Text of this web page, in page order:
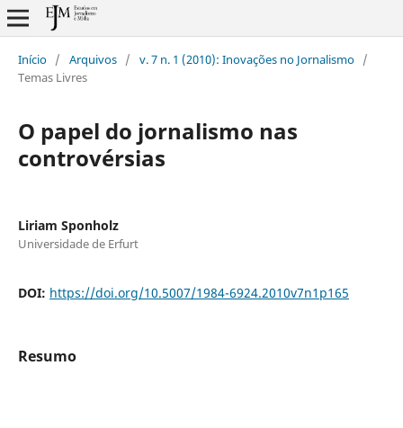
Início / Arquivos / v. 7 n. 1 (2010): Inovações no Jornalismo /
Temas Livres
O papel do jornalismo nas
controvérsias
Liriam Sponholz
Universidade de Erfurt
DOI: https://doi.org/10.5007/1984-6924.2010v7n1p165
Resumo